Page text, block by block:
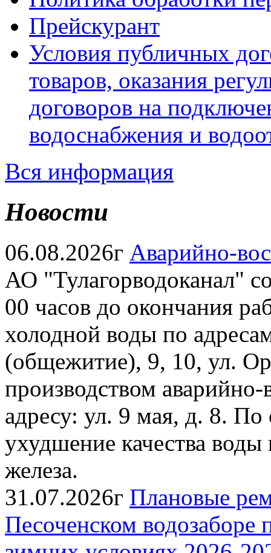
Прейскурант
Условия публичных
товаров, оказания
договоров на
водоснабжения и
Вся информация
Новости
06.08.2026г Аварийно-
АО "Тулагорводоканал"
00 часов до окончания
холодной воды по
(общежитие), 9, 10, ул.
производством
адресу: ул. 9 мая, д. 8.
ухудшение качества
железа.
31.07.2026г Плановые
Песоченском водозаборе